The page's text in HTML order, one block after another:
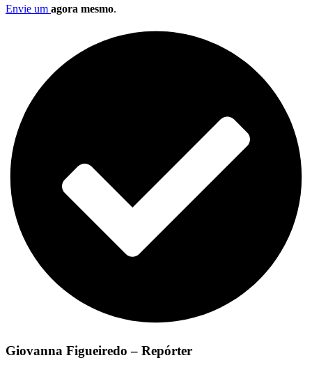
Envie um agora mesmo.
Giovanna Figueiredo – Repórter